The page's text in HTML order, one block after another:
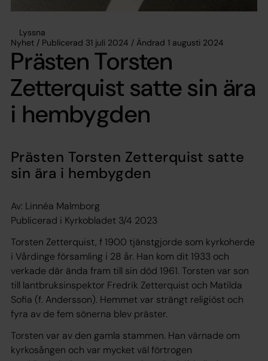
Lyssna
Nyhet / Publicerad 31 juli 2024 / Ändrad 1 augusti 2024
Prästen Torsten
Zetterquist satte sin ära
i hembygden
Prästen Torsten Zetterquist satte
sin ära i hembygden
Av: Linnéa Malmborg
Publicerad i Kyrkobladet 3/4 2023
Torsten Zetterquist, f 1900 tjänstgjorde som kyrkoherde
i Vårdinge församling i 28 år. Han kom dit 1933 och
verkade där ända fram till sin död 1961. Torsten var son
till lantbruksinspektor Fredrik Zetterquist och Matilda
Sofia (f. Andersson). Hemmet var strängt religiöst och
fyra av de fem sönerna blev präster.
Torsten var av den gamla stammen. Han värnade om
kyrkosången och var mycket väl förtrogen